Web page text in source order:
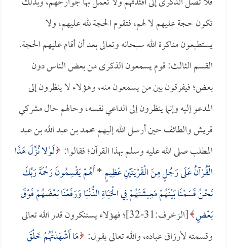
تكون حجة عليهم لا لهم، فتقوم الحجة لله عليهم، ولا
يستطيعون مناكرة الله سبحانه وتعالى بعد أن أقام عليهم الحجة.
القسم الثالث: قوم يسمعون الذكرى من بعض الناس دون
بعض؛ فيفرقون بين من يسمعون منه، وهؤلاء لا ينظرون إلى
المدعو إليه وإنما ينظرون إلى الداعي نفسه، وحالهم حال مشركي
قريش والطائف حين أرسل الله إليهم محمد بن عبد الله بن عبد
المطلب صلى الله عليه وسلم بهذا القرآن؛ فقالوا: لَوْلا نُزِّلَ هَذَا
الْقُرْآنُ عَلَى رَجُلٍ مِنَ الْقَرْيَتَيْنِ عَظِيمٍ*أَهُمْ يَقْسِمُونَ رَحْمَةَ رَبِّكَ
نَحْنُ قَسَمْنَا بَيْنَهُمْ مَعِيشَتَهُمْ فِي الْحَيَاةِ الدُّنْيَا وَرَفَعْنَا بَعْضَهُمْ فَوْقَ
بَعْضٍ
[الزخرف:31-32]؛ فهؤلاء يستنكرون قدر الله تعالى
وقسمته لأرزاق عباده، والله تعالى يقول: مَا أَشْهَدْتُهُمْ خَلْقَ